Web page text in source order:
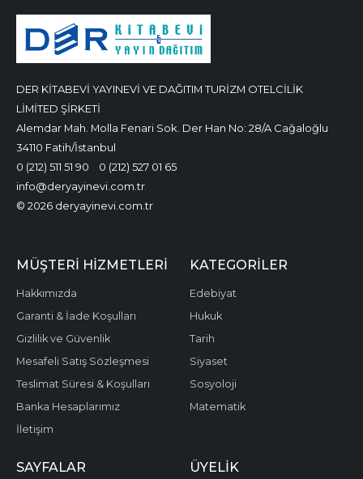
DER KİTABEVİ YAYINEVİ VE DAĞITIM TURİZM OTELCİLİK
LİMİTED ŞİRKETİ
Alemdar Mah. Molla Fenari Sok. Der Han No: 28/A Cağaloğlu
34110 Fatih/İstanbul
0 (212) 511 51 90
0 (212) 527 01 65
info@deryayinevi.com.tr
© 2026 deryayinevi.com.tr
MÜŞTERI HIZMETLERI
Hakkımızda
Garanti & İade Koşulları
Gizlilik ve Güvenlik
Mesafeli Satış Sözleşmesi
Teslimat Süresi & Koşulları
Banka Hesaplarımız
İletişim
KATEGORILER
Edebiyat
Hukuk
Tarih
Siyaset
Sosyoloji
Matematik
SAYFALAR ÜYELIK